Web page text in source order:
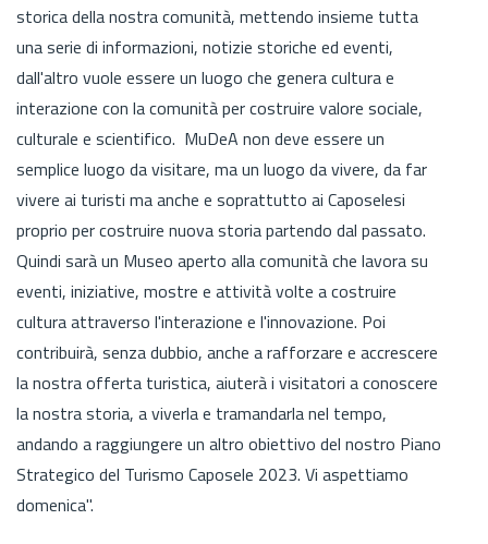
storica della nostra comunità, mettendo insieme tutta
una serie di informazioni, notizie storiche ed eventi,
dall'altro vuole essere un luogo che genera cultura e
interazione con la comunità per costruire valore sociale,
culturale e scientifico. MuDeA non deve essere un
semplice luogo da visitare, ma un luogo da vivere, da far
vivere ai turisti ma anche e soprattutto ai Caposelesi
proprio per costruire nuova storia partendo dal passato.
Quindi sarà un Museo aperto alla comunità che lavora su
eventi, iniziative, mostre e attività volte a costruire
cultura attraverso l'interazione e l'innovazione. Poi
contribuirà, senza dubbio, anche a rafforzare e accrescere
la nostra offerta turistica, aiuterà i visitatori a conoscere
la nostra storia, a viverla e tramandarla nel tempo,
andando a raggiungere un altro obiettivo del nostro Piano
Strategico del Turismo Caposele 2023. Vi aspettiamo
domenica".